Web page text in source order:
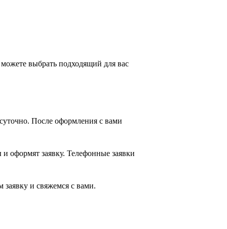
выбрать подходящий для вас
После оформления с вами
оформят заявку. Телефонные заявки
и свяжемся с вами.